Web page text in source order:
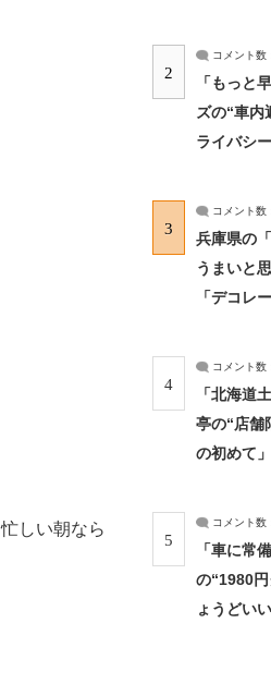
しい朝なら
2
コメント数
「もっと
ズの“車
ライバシ
3
コメント数
兵庫県の
うまいと
「デコレ
4
コメント数
「北海道
亭の“店
の初めて
5
コメント数
「車に常
の“1980
ょうどい